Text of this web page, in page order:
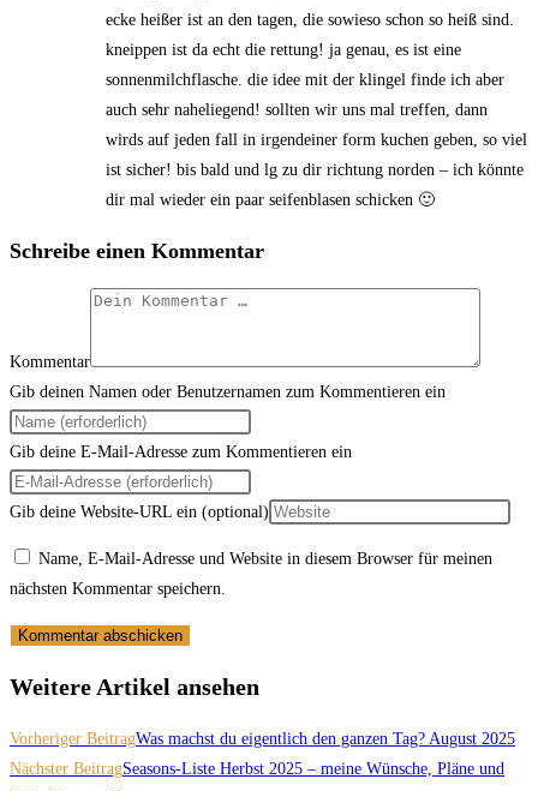
ecke heißer ist an den tagen, die sowieso schon so heiß sind.
kneippen ist da echt die rettung! ja genau, es ist eine
sonnenmilchflasche. die idee mit der klingel finde ich aber
auch sehr naheliegend! sollten wir uns mal treffen, dann
wirds auf jeden fall in irgendeiner form kuchen geben, so viel
ist sicher! bis bald und lg zu dir richtung norden – ich könnte
dir mal wieder ein paar seifenblasen schicken 🙂
Schreibe einen Kommentar
Kommentar
Gib deinen Namen oder Benutzernamen zum Kommentieren ein
Gib deine E-Mail-Adresse zum Kommentieren ein
Gib deine Website-URL ein (optional)
Name, E-Mail-Adresse und Website in diesem Browser für meinen
nächsten Kommentar speichern.
Weitere Artikel ansehen
Vorheriger BeitragWas machst du eigentlich den ganzen Tag? August 2025
Nächster BeitragSeasons-Liste Herbst 2025 – meine Wünsche, Pläne und